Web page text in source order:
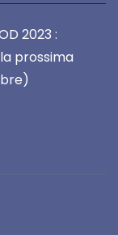
2023 :
prossima